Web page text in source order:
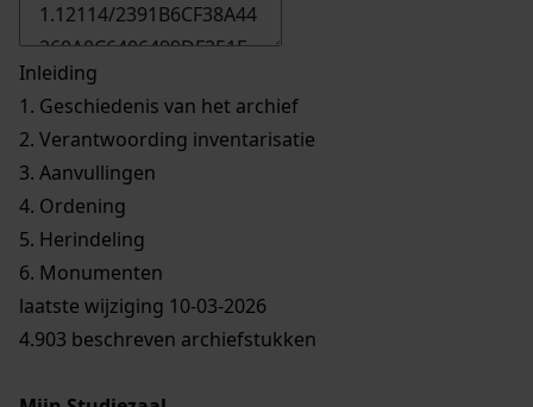
Inleiding
1. Geschiedenis van het archief
2. Verantwoording inventarisatie
3. Aanvullingen
4. Ordening
5. Herindeling
6. Monumenten
laatste wijziging 10-03-2026
4.903 beschreven archiefstukken